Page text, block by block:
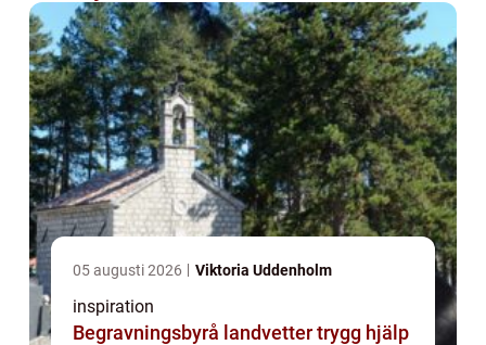
05 augusti 2026 Viktoria Uddenholm
inspiration
Begravningsbyrå landvetter trygg hjälp